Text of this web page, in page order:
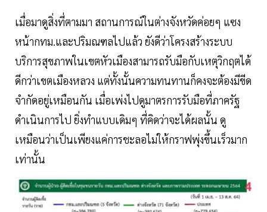
เมื่อมาดูสิ่งที่ตามมา สถานการณ์ในต่างจังหวัดค่อยๆ แซง
หน้ากทม.และปริมณฑลไปแล้ว ยังดีว่าโครงสร้างระบบ
บริการสุขภาพในเขตหัวเมืองสามารถรับมือกับเหตุวิกฤตได้
ดีกว่าเขตเมืองหลวง แต่ทั้งนั้นความทนทานก็คงจะต้องมีขีด
จำกัดอยู่เหมือนกัน เมื่อเพ่งไปดูมาตรการรับมือที่ภาครัฐ
ดำเนินการไป ยิ่งทำแบบเดิมๆ ที่คิดว่าจะได้ผลนั้น ดู
เหมือนว่าเป็นเพียงแค่การชะลอไม่ให้กราฟพุ่งขึ้นเร็วมาก
เท่านั้น